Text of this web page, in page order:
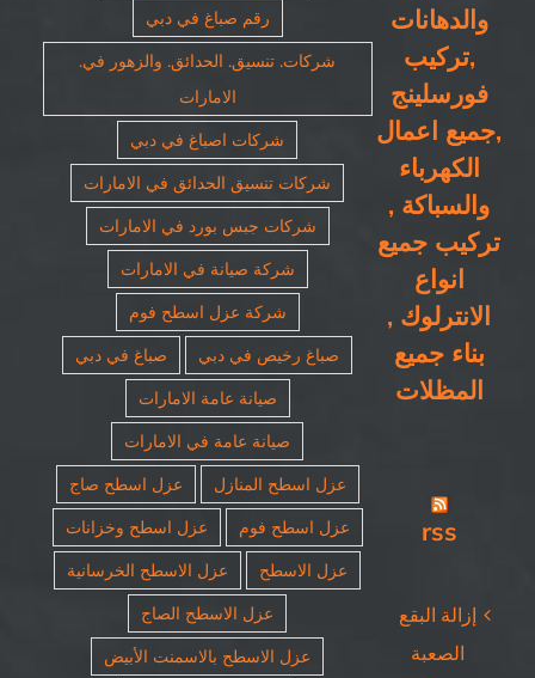
والدهانات
,تركيب
فورسلينج
,جميع اعمال
الكهرباء
والسباكة ,
تركيب جميع
انواع
الانترلوك ,
بناء جميع
المظلات
rss
إزالة البقع
الصعبة
رقم صباغ في دبي
شركات. تنسيق. الحدائق. والزهور في.
الامارات
شركات اصباغ في دبي
شركات تنسيق الحدائق في الامارات
شركات جبس بورد في الامارات
شركة صيانة في الامارات
شركة عزل اسطح فوم
صباغ رخيص في دبي
صباغ في دبي
صيانة عامة الامارات
صيانة عامة في الامارات
عزل اسطح المنازل
عزل اسطح صاج
عزل اسطح فوم
عزل اسطح وخزانات
عزل الاسطح
عزل الاسطح الخرسانية
عزل الاسطح الصاج
عزل الاسطح بالاسمنت الأبيض